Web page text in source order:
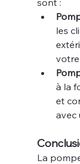
les
votre
à la
et
avec
La